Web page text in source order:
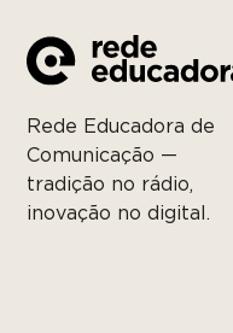
Rede Educadora de
Comunicação —
tradição no rádio,
inovação no digital.